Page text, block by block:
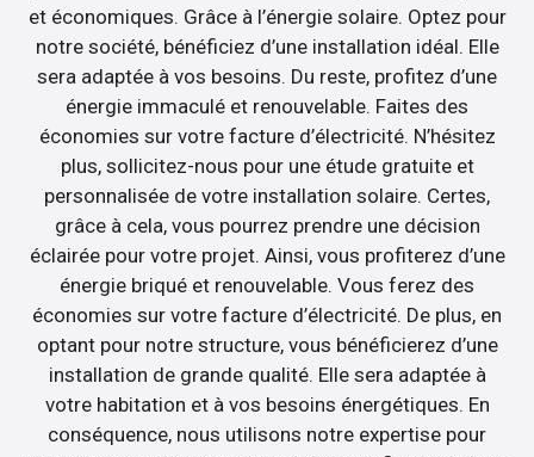
et économiques. Grâce à l’énergie solaire. Optez pour
notre société, bénéficiez d’une installation idéal. Elle
sera adaptée à vos besoins. Du reste, profitez d’une
énergie immaculé et renouvelable. Faites des
économies sur votre facture d’électricité. N’hésitez
plus, sollicitez-nous pour une étude gratuite et
personnalisée de votre installation solaire. Certes,
grâce à cela, vous pourrez prendre une décision
éclairée pour votre projet. Ainsi, vous profiterez d’une
énergie briqué et renouvelable. Vous ferez des
économies sur votre facture d’électricité. De plus, en
optant pour notre structure, vous bénéficierez d’une
installation de grande qualité. Elle sera adaptée à
votre habitation et à vos besoins énergétiques. En
conséquence, nous utilisons notre expertise pour